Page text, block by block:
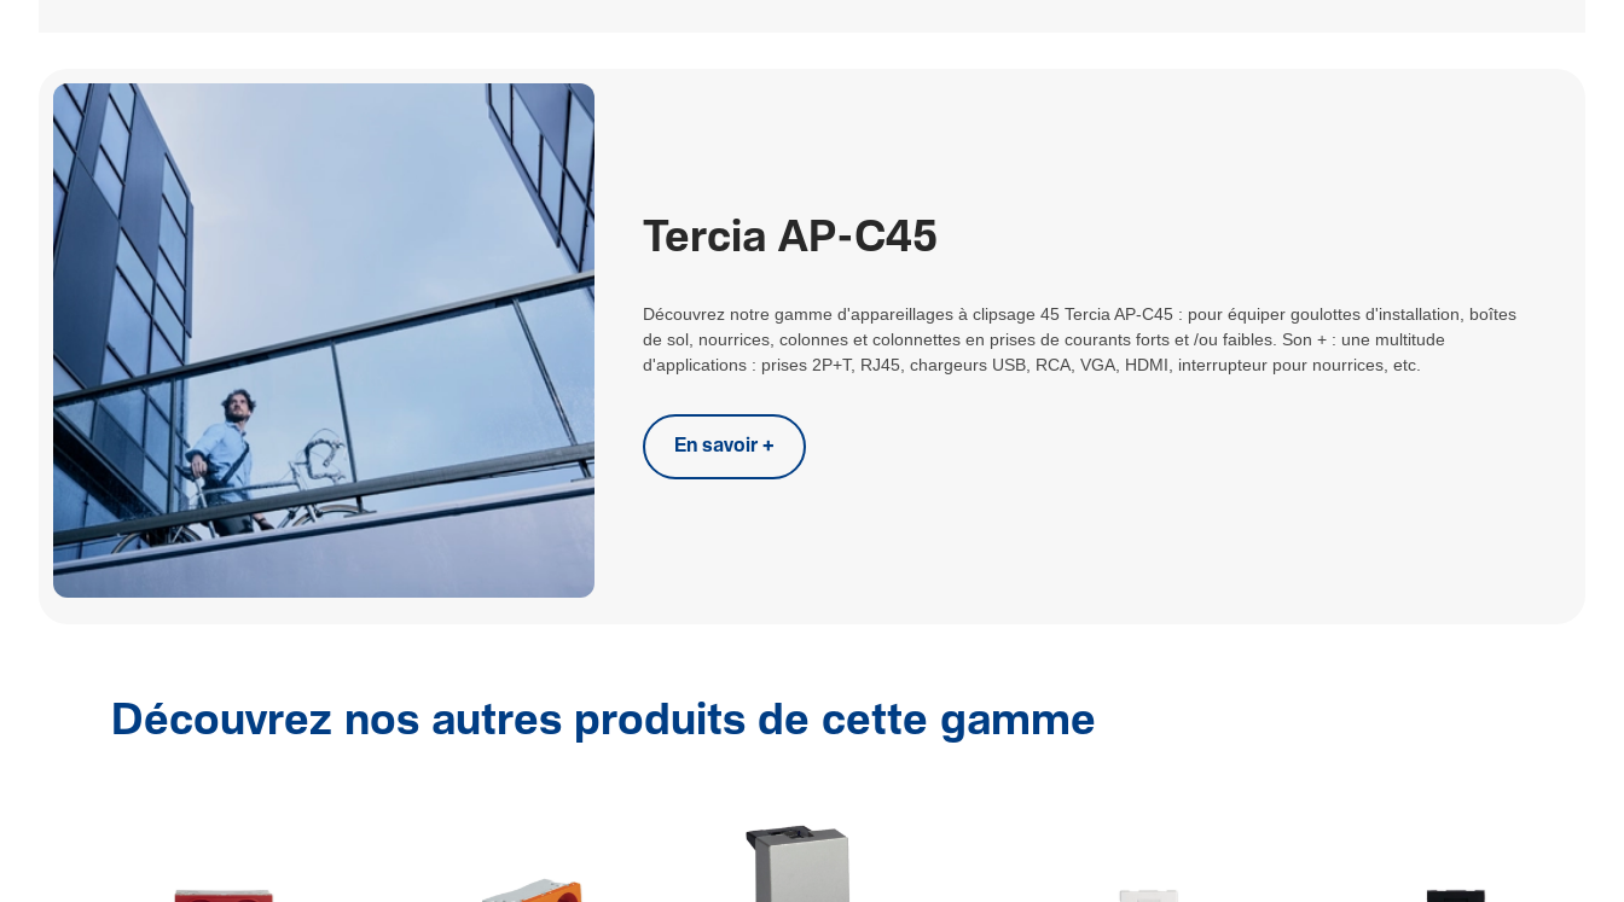
Tercia AP-C45
Découvrez notre gamme d'appareillages à clipsage 45 Tercia AP-C45 : pour équiper goulottes d'installation, boîtes
de sol, nourrices, colonnes et colonnettes en prises de courants forts et /ou faibles. Son + : une multitude
d'applications : prises 2P+T, RJ45, chargeurs USB, RCA, VGA, HDMI, interrupteur pour nourrices, etc.
En savoir +
Découvrez nos autres produits de cette gamme